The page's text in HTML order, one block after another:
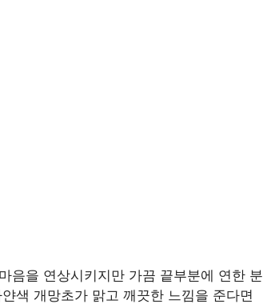
음을 연상시키지만 가끔 끝부분에 연한 분
색 개망초가 맑고 깨끗한 느낌을 준다면